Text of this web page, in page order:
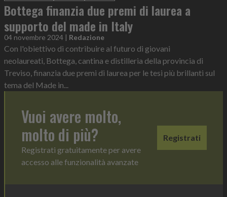
Bottega finanzia due premi di laurea a
supporto del made in Italy
04 novembre 2024 | Redazione
Con l'obiettivo di contribuire al futuro di giovani
neolaureati, Bottega, cantina e distilleria della provincia di
Treviso, finanzia due premi di laurea per le tesi più brillanti sul
tema del Made in...
Vuoi avere molto,
molto di più?
Registrati gratuitamente per avere
accesso alle funzionalità avanzate
Registrati